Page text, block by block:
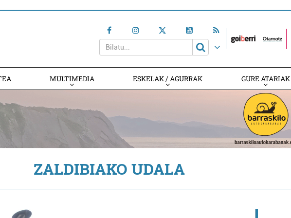
MULTIMEDIA ESKELAK / AGURRAK GURE ATARIAK
ZALDIBIAKO UDALA